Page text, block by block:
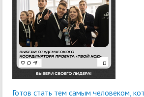
Готов стать тем самым человеком,